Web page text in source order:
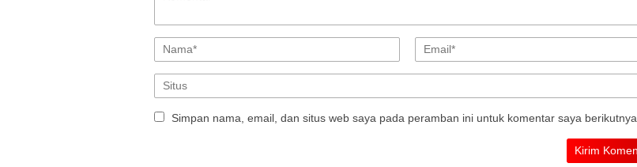
Simpan nama, email, dan situs web saya pada peramban ini untuk komentar saya berikutnya.